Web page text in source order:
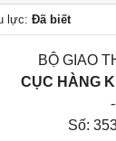
lực: Đã biết
BỘ GIAO
CỤC HÀNG
Số: